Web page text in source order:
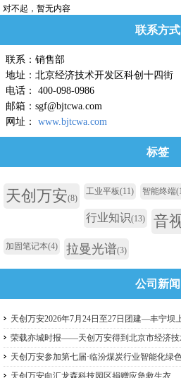
对不起，暂无内容
联系方式
联系：销售部
地址：北京经济技术开发区科创十四街
电话： 400-098-0986
邮箱：sgf@bjtcwa.com
网址： www.bjtcwa.com
标签
天创万安(8)
工业平板(11) 智能终端
行业知识(13) 音
加固笔记本(4) 拉曼光谱(3)
公司新闻
天创万安2026年7月24日至27日团建—丰宁坝
荣载亦城时报——天创万安得到北京市经济技
天创万安参加第七届·临汾煤炭行业智能化绿
览会
天创万安向汇龙森科技园区捐赠应急救生衣